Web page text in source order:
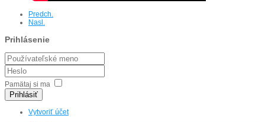
Predch.
Nasl.
Prihlásenie
Pamätaj si ma
Prihlásiť
Vytvoriť účet